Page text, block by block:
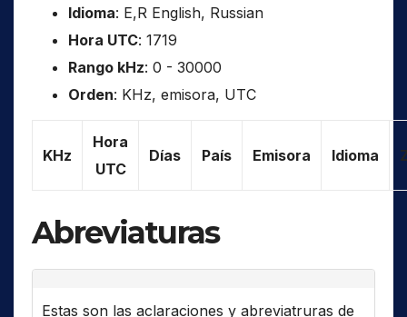
Idioma: E,R English, Russian
Hora UTC: 1719
Rango kHz: 0 - 30000
Orden: KHz, emisora, UTC
KHz
Hora
UTC
Días País Emisora Idioma
Abreviaturas
Estas son las aclaraciones y abreviatruras de